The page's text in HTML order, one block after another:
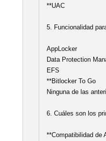
**UAC
5. Funcionalidad
AppLocker
Data Protection
EFS
**Bitlocker To Go
Ninguna de las
6. Cuáles son los
**Compatibilidad de